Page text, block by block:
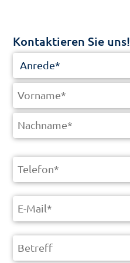
Kontaktieren Sie uns!
Mail
*